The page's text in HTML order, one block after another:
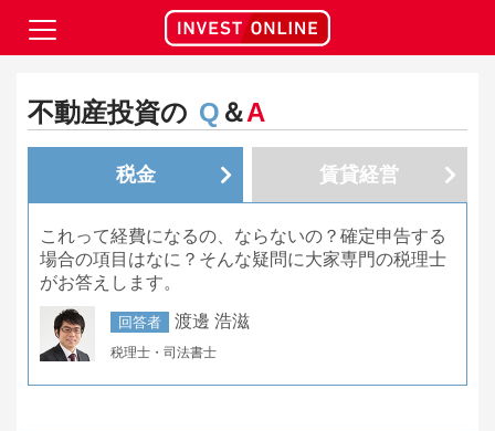
不動産投資の Q ＆A
税金 賃貸経営
これって経費になるの、ならないの？確定申告する
場合の項目はなに？そんな疑問に大家専門の税理士
がお答えします。
回答者 渡邊 浩滋
税理士・司法書士